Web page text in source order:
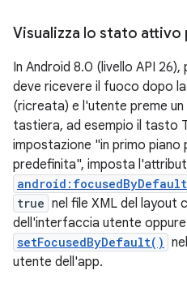
Visualizza lo stato
In Android 8.0 (livello API 26),
deve ricevere il fuoco dopo
(ricreata) e l'utente preme
tastiera, ad esempio il tasto
impostazione "in primo piano
predefinita", imposta
android:focusedByDefault
true nel file XML del layout
dell'interfaccia utente
setFocusedByDefault()
utente dell'app.